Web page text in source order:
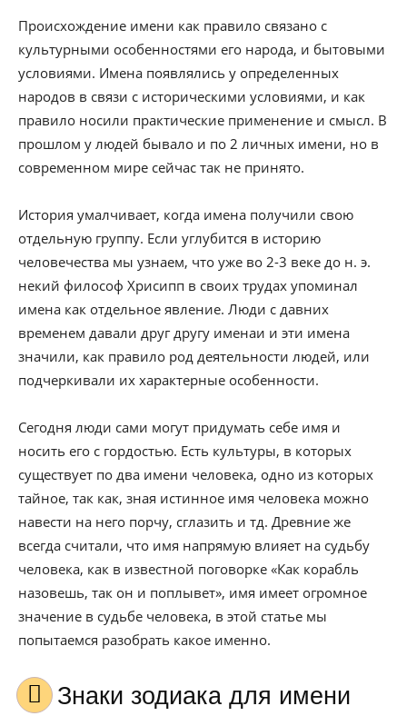
Происхождение имени как правило связано с
культурными особенностями его народа, и бытовыми
условиями. Имена появлялись у определенных
народов в связи с историческими условиями, и как
правило носили практические применение и смысл. В
прошлом у людей бывало и по 2 личных имени, но в
современном мире сейчас так не принято.
История умалчивает, когда имена получили свою
отдельную группу. Если углубится в историю
человечества мы узнаем, что уже во 2-3 веке до н. э.
некий философ Хрисипп в своих трудах упоминал
имена как отдельное явление. Люди с давних
временем давали друг другу именаи и эти имена
значили, как правило род деятельности людей, или
подчеркивали их характерные особенности.
Сегодня люди сами могут придумать себе имя и
носить его с гордостью. Есть культуры, в которых
существует по два имени человека, одно из которых
тайное, так как, зная истинное имя человека можно
навести на него порчу, сглазить и тд. Древние же
всегда считали, что имя напрямую влияет на судьбу
человека, как в известной поговорке «Как корабль
назовешь, так он и поплывет», имя имеет огромное
значение в судьбе человека, в этой статье мы
попытаемся разобрать какое именно.
Знаки зодиака для имени